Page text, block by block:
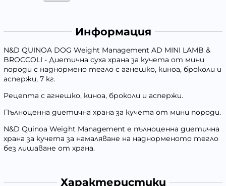
Информация
N&D QUINOA DOG Weight Management AD MINI LAMB &
BROCCOLI - Диетична суха храна за кучета от мини
породи с наднормено тегло с агнешко, киноа, броколи и
аспержи, 7 кг.
Рецепта с агнешко, киноа, броколи и аспержи.
Пълноценна диетична храна за кучета от мини породи.
N&D Quinoa Weight Management е пълноценна диетична
храна за кучета за намаляване на наднорменото тегло
без лишаване от храна.
Характеристики